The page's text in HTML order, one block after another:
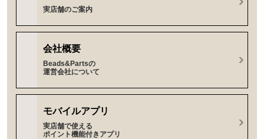
実店舗のご案内
会社概要
Beads&Partsの
運営会社について
モバイルアプリ
実店舗で使える
ポイント機能付きアプリ